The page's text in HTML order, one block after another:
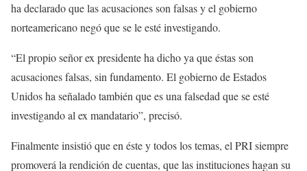
ha declarado que las acusaciones son falsas y el gobierno
norteamericano negó que se le esté investigando.
“El propio señor ex presidente ha dicho ya que éstas son
acusaciones falsas, sin fundamento. El gobierno de Estados
Unidos ha señalado también que es una falsedad que se esté
investigando al ex mandatario”, precisó.
Finalmente insistió que en éste y todos los temas, el PRI siempre
promoverá la rendición de cuentas, que las instituciones hagan su